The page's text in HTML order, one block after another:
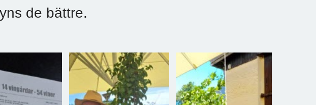
de bättre.